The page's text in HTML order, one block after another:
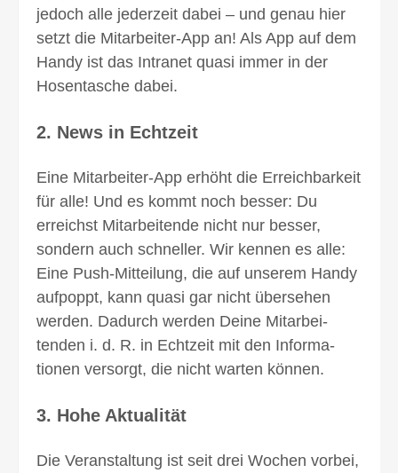
jedoch alle jederzeit dabei – und genau hier
setzt die Mitarbeiter-App an! Als App auf dem
Handy ist das Intranet quasi immer in der
Hosentasche dabei.
2. News in Echtzeit
Eine Mitarbeiter-App erhöht die Erreich­bar­keit
für alle! Und es kommt noch besser: Du
erreichst Mitarbeitende nicht nur besser,
sondern auch schneller. Wir kennen es alle:
Eine Push-Mitteilung, die auf unserem Handy
aufpoppt, kann quasi gar nicht über­sehen
werden. Dadurch werden Deine Mitarbei­
tenden i. d. R. in Echt­zeit mit den Informa­
tionen versorgt, die nicht warten können.
3. Hohe Aktualität
Die Veranstaltung ist seit drei Wochen vorbei,